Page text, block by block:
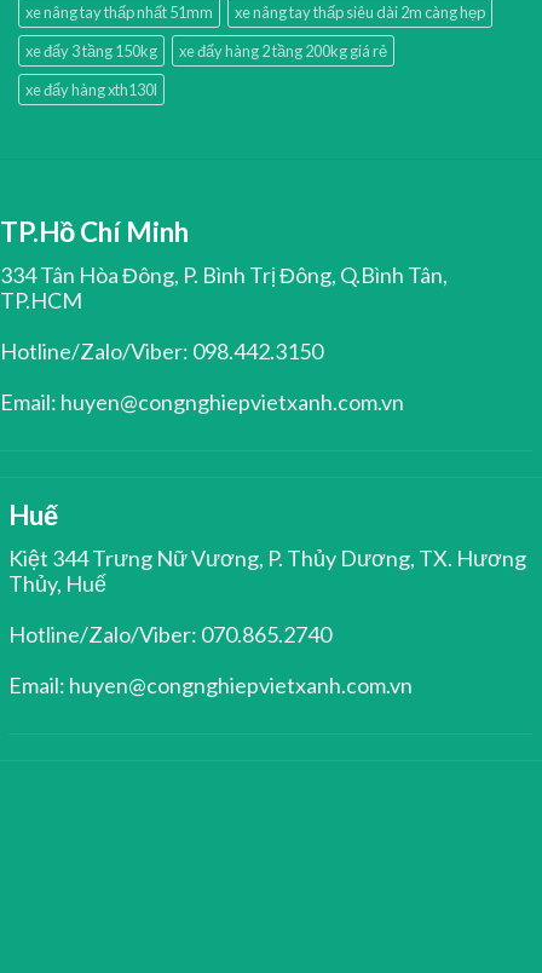
xe nâng tay thấp nhất 51mm
xe nâng tay thấp siêu dài 2m càng hẹp
xe đẩy 3 tầng 150kg
xe đẩy hàng 2 tầng 200kg giá rẻ
xe đẩy hàng xth130l
TP.Hồ Chí Minh
334 Tân Hòa Đông, P. Bình Trị Đông, Q.Bình Tân,
TP.HCM
Hotline/Zalo/Viber: 098.442.3150
Email: huyen@congnghiepvietxanh.com.vn
Huế
Kiệt 344 Trưng Nữ Vương, P. Thủy Dương, TX. Hương
Thủy, Huế
Hotline/Zalo/Viber: 070.865.2740
Email: huyen@congnghiepvietxanh.com.vn